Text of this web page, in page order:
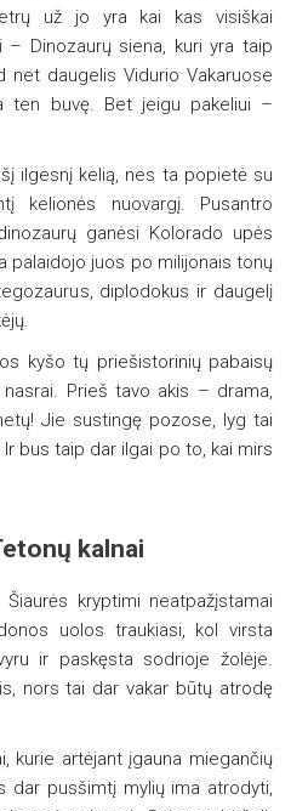
už jo yra kai kas visiškai
– Dinozaurų siena, kuri yra taip
daugelis Vidurio Vakaruose
ten buvę. Bet jeigu pakeliui –
ilgesnį kelią, nes ta popietė su
kelionės nuovargį. Pusantro
ganėsi Kolorado upės
palaidojo juos po milijonais tonų
diplodokus ir daugelį
kyšo tų priešistorinių pabaisų
Prieš tavo akis – drama,
Jie sustingę pozose, lyg tai
bus taip dar ilgai po to, kai mirs
kalnai
kryptimi neatpažįstamai
uolos traukiasi, kol virsta
ir paskęsta sodrioje žolėje.
nors tai dar vakar būtų atrodę
kurie artėjant įgauna miegančių
dar pusšimtį mylių ima atrodyti,